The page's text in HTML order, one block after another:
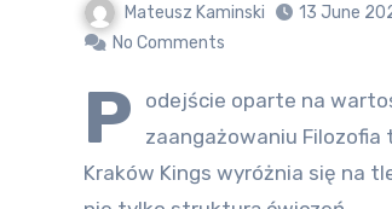
Mateusz Kaminski
13 June
No Comments
P
odejście oparte na
zaangażowaniu Filozofia
Kraków Kings wyróżnia się na